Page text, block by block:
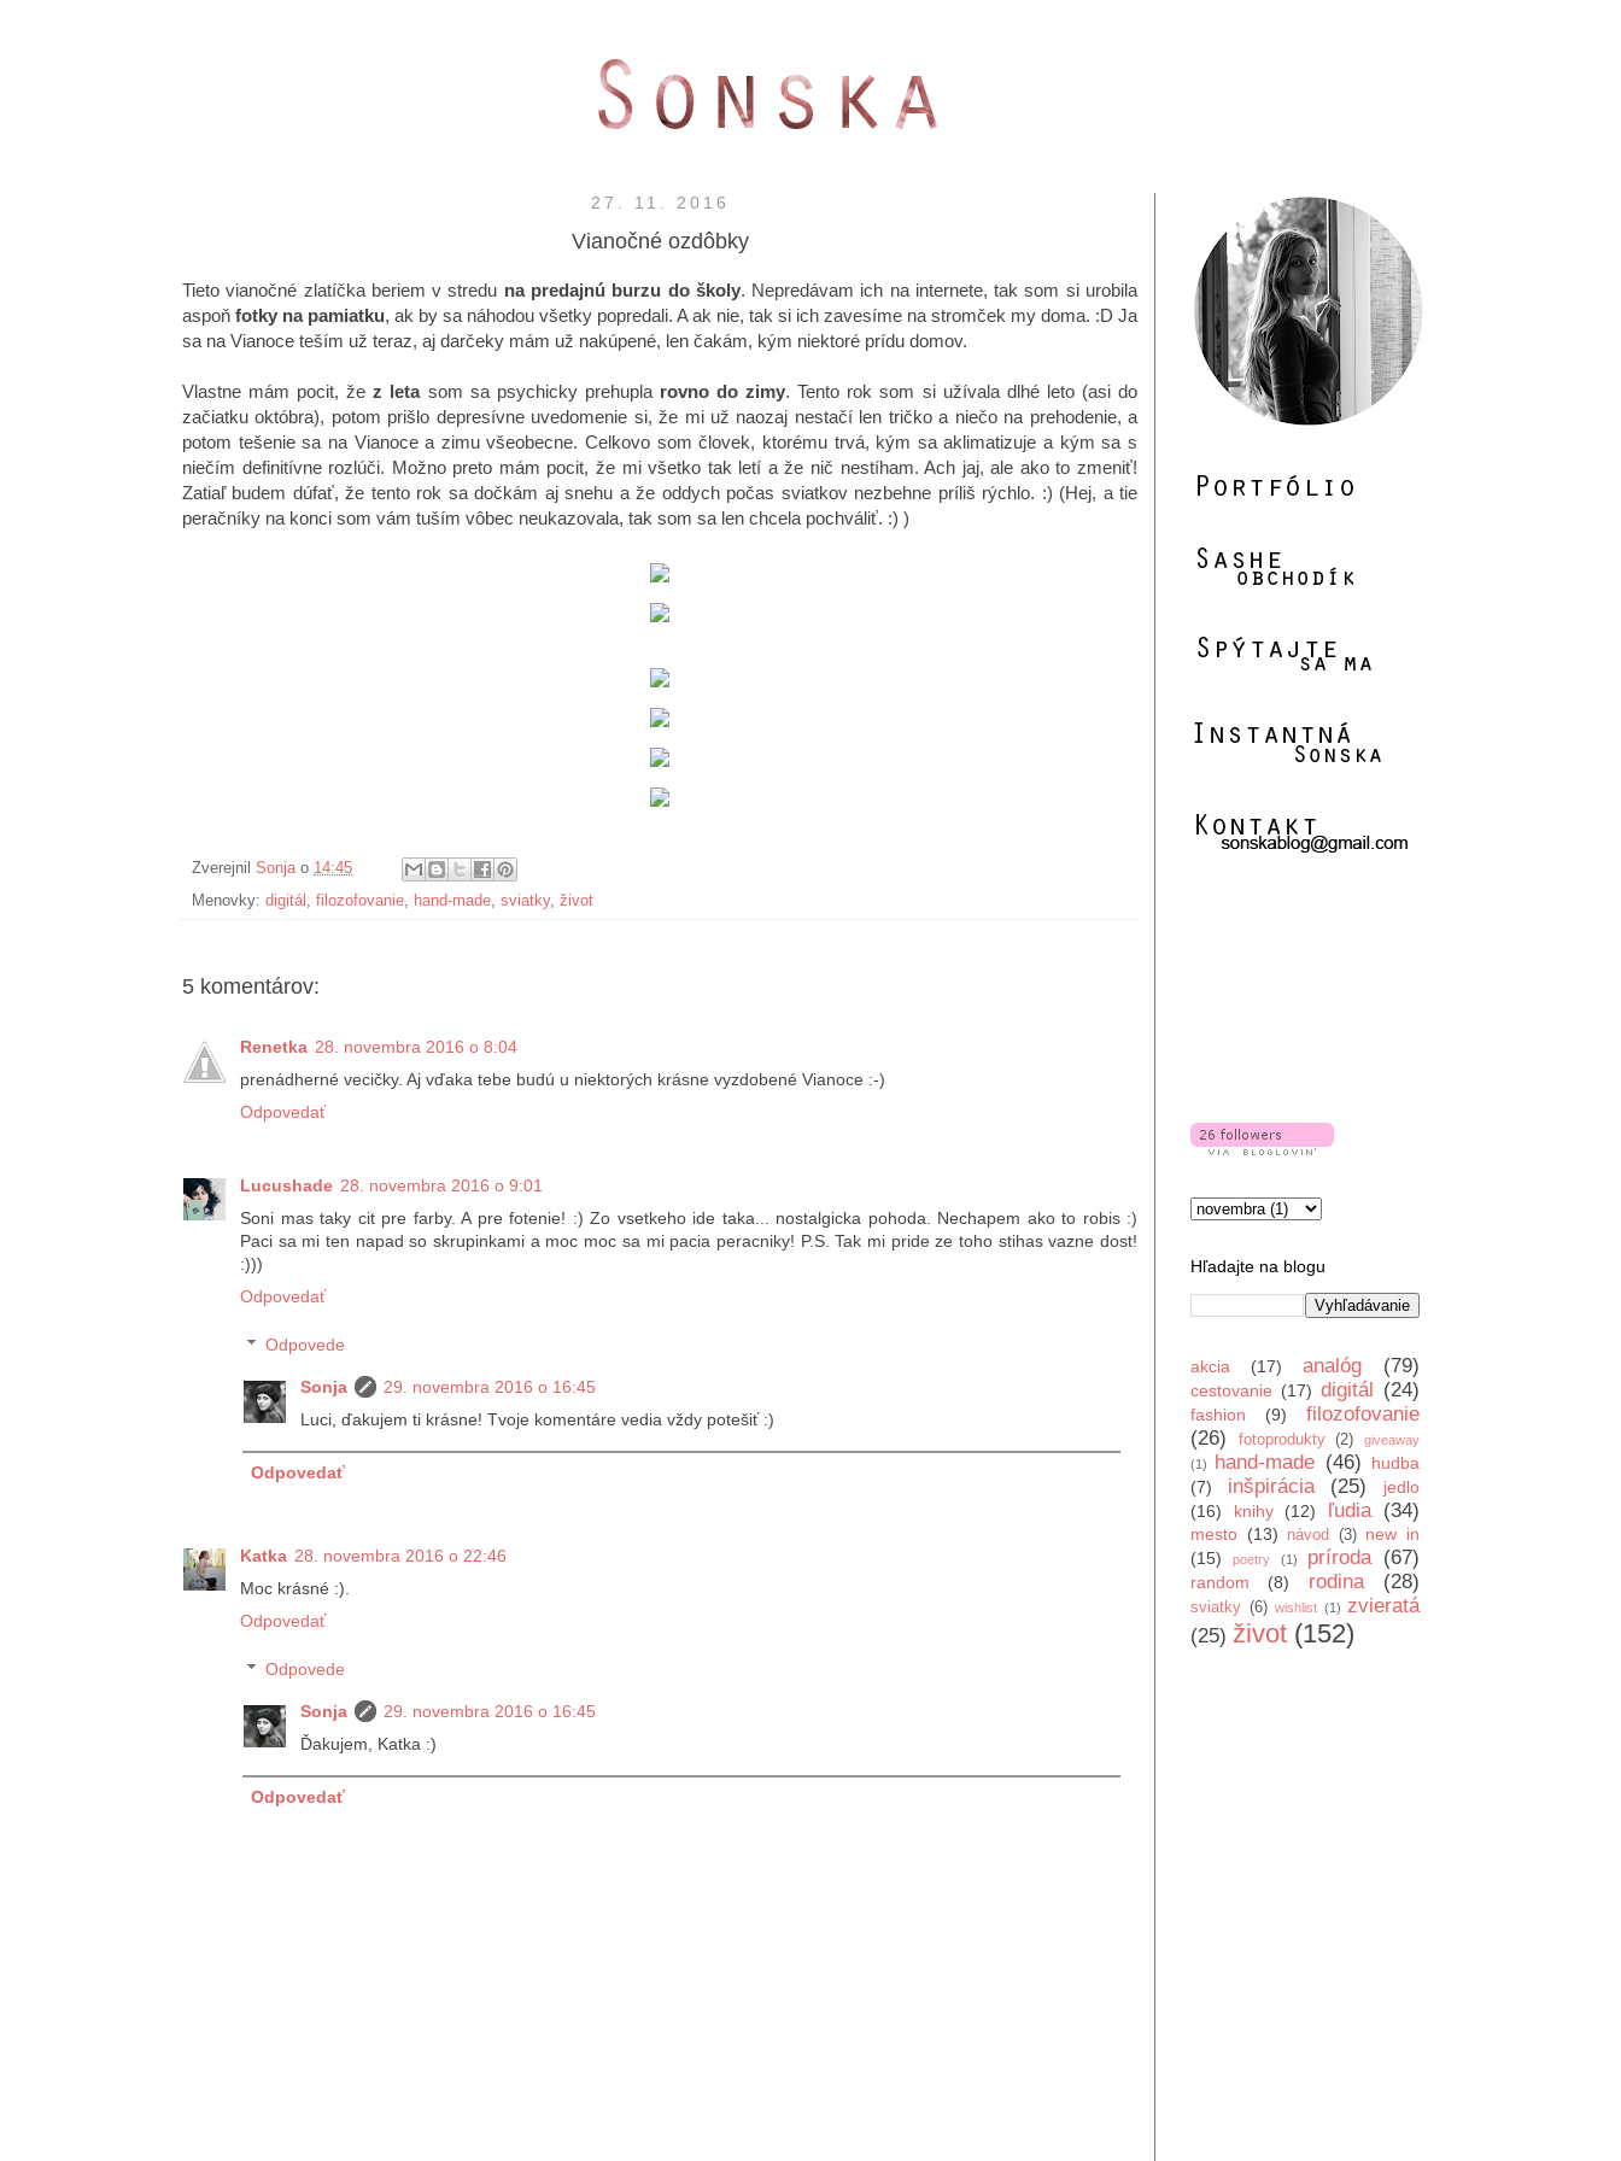
27. 11. 2016
Vianočné ozdôbky
Tieto vianočné zlatíčka beriem v stredu na predajnú burzu do školy. Nepredávam ich na internete, tak som si urobila
aspoň fotky na pamiatku, ak by sa náhodou všetky popredali. A ak nie, tak si ich zavesíme na stromček my doma. :D Ja
sa na Vianoce teším už teraz, aj darčeky mám už nakúpené, len čakám, kým niektoré prídu domov.
Vlastne mám pocit, že z leta som sa psychicky prehuplarovno do zimy. Tento rok som si užívala dlhé leto (asi do
začiatku októbra), potom prišlo depresívne uvedomenie si, že mi už naozaj nestačí len tričko a niečo na prehodenie, a
potom tešenie sa na Vianoce a zimu všeobecne. Celkovo som človek, ktorému trvá, kým sa aklimatizuje a kým sa s
niečím definitívne rozlúči. Možno preto mám pocit, že mi všetko tak letí a že nič nestíham. Ach jaj, ale ako to zmeniť!
Zatiaľ budem dúfať, že tento rok sa dočkám aj snehu a že oddych počas sviatkov nezbehne príliš rýchlo. :) (Hej, a tie
peračníky na konci som vám tuším vôbec neukazovala, tak som sa len chcela pochváliť. :) )
Zverejnil Sonja o 14:45
Menovky: digitál , filozofovanie, hand-made, sviatky, život
5 komentárov:
Renetka 28. novembra 2016 o 8:04
prenádherné vecičky. Aj vďaka tebe budú u niektorých krásne vyzdobené Vianoce :-)
Odpovedať
Lucushade 28. novembra 2016 o 9:01
Soni mas taky cit pre farby. A pre fotenie! :) Zo vsetkeho ide taka... nostalgicka pohoda. Nechapem ako to robis :)
Paci sa mi ten napad so skrupinkami a moc moc sa mi pacia peracniky! P.S. Tak mi pride ze toho stihas vazne dost!
:)))
Odpovedať
Odpovede
Sonja
29. novembra 2016 o 16:45
Luci, ďakujem ti krásne! Tvoje komentáre vedia vždy potešiť :)
Odpovedať
Katka 28. novembra 2016 o 22:46
Moc krásné :).
Odpovedať
Odpovede
Sonja
29. novembra 2016 o 16:45
Ďakujem, Katka :)
Odpovedať
Hľadajte na blogu
akcia (17) analóg (79)
cestovanie (17) digitál (24)
fashion (9)
filozofovanie
(26)
fotoprodukty (2)
giveaway
(1)
hand-made (46)
hudba
(7)
inšpirácia (25)
jedlo
(16)
knihy (12) ľudia (34)
mesto (13) návod (3) new in
(15)
poetry (1) príroda (67)
random (8) rodina (28)
sviatky (6) wishlist (1) zvieratá
(25) život (152)